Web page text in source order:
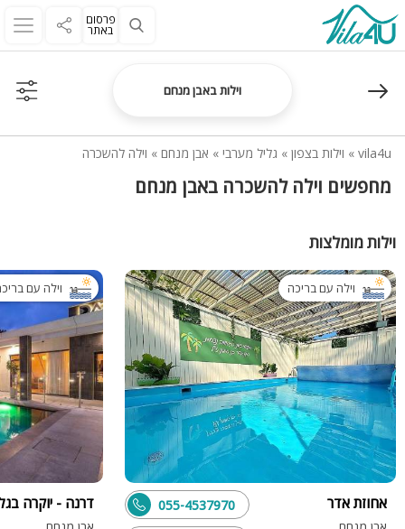
פרסום
באתר
וילות באבן מנחם
vila4u
» וילות בצפון » גליל מערבי » אבן מנחם » וילה להשכרה
מחפשים וילה להשכרה באבן מנחם
וילות מומלצות
וילה עם בריכה
אחוזת אדר 055-4537970
וילה עם
דרנה - יוקרה